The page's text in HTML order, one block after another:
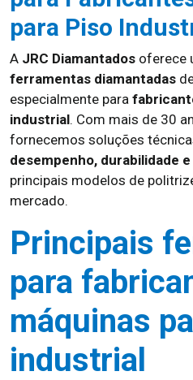
para Piso
A JRC Diamantados oferece
ferramentas diamantadas
especialmente para
industrial. Com mais de 30
fornecemos soluções
desempenho, durabilidade
principais modelos de
mercado.
Principais
para
máquinas
industrial